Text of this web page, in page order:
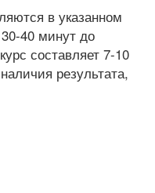
в указанном
40 минут до
составляет 7-10
результата,